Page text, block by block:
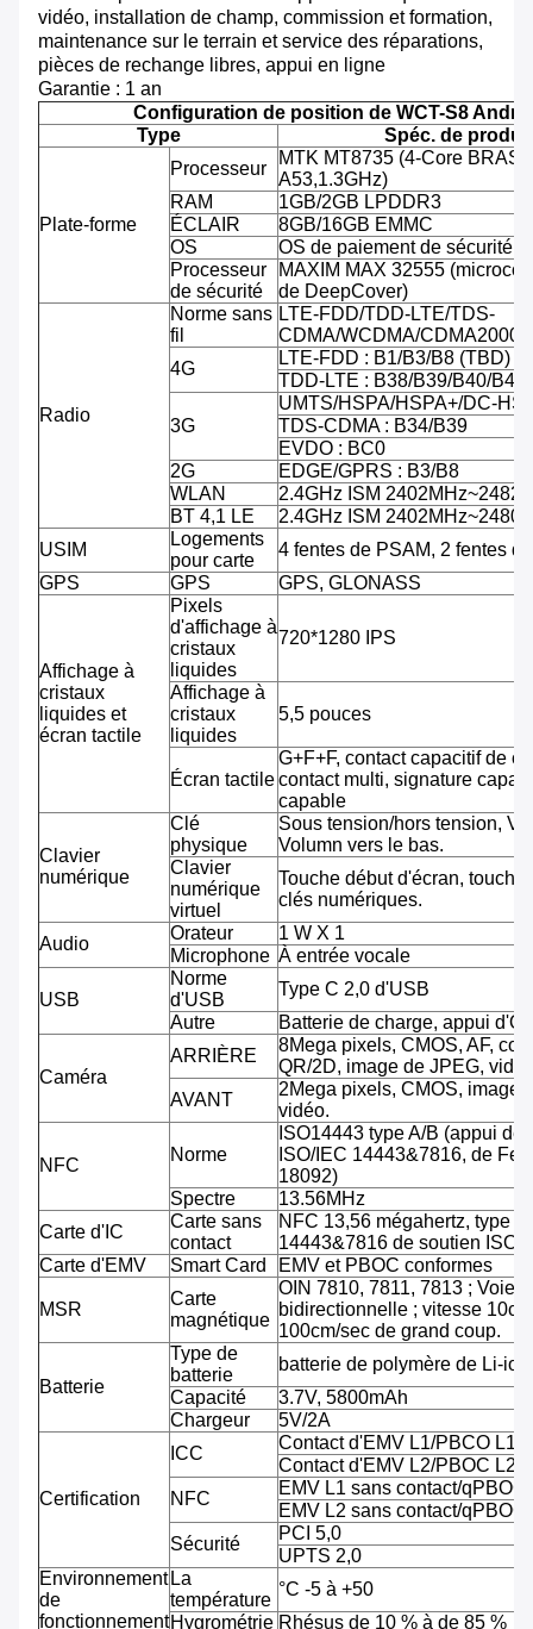
vidéo, installation de champ, commission et formation,
maintenance sur le terrain et service des réparations,
pièces de rechange libres, appui en ligne
Garantie : 1 an
Configuration de position de WCT-S8
Type
Spéc. de produit
Plate-forme
Processeur
MTK MT8735 (4-Core BRAS
A53,1.3GHz)
RAM
1GB/2GB LPDDR3
ÉCLAIR
8GB/16GB EMMC
OS
OS de paiement de sécurité
Processeur
de sécurité
MAXIM MAX 32555
de DeepCover)
Radio
Norme sans
fil
LTE-FDD/TDD-LTE/TDS-
CDMA/WCDMA/CDMA2000/
4G
LTE-FDD : B1/B3/B8 (TBD)
TDD-LTE : B38/B39/B40/B41
3G
UMTS/HSPA/HSPA+/DC-
TDS-CDMA : B34/B39
EVDO : BC0
2G
EDGE/GPRS : B3/B8
WLAN
2.4GHz ISM
BT 4,1 LE
2.4GHz ISM
USIM
Logements
pour carte
4 fentes de PSAM, 2 fentes
GPS
GPS GPS, GLONASS
Affichage à
cristaux
liquides et
écran tactile
Pixels
d'affichage à
cristaux
liquides
720*1280 IPS
Affichage à
cristaux
liquides
5,5 pouces
Écran tactile
G+F+F, contact capacitif de
contact multi, signature
capable
Clavier
numérique
Clé
physique
Sous tension/hors tension,
Volumn vers le bas.
Clavier
numérique
virtuel
Touche début d'écran, touche
clés numériques.
Audio
Orateur
1 W X 1
Microphone À entrée vocale
USB
Norme
d'USB
Type C 2,0 d'USB
Autre
Batterie de charge, appui
Caméra
ARRIÈRE
8Mega pixels, CMOS, AF,
QR/2D, image de JPEG,
AVANT
2Mega pixels, CMOS, image
vidéo.
NFC
Norme
ISO14443 type A/B (appui de
ISO/IEC 14443&7816, de
18092)
Spectre
13.56MHz
Carte d'IC
Carte sans
contact
NFC 13,56 mégahertz, type
14443&7816 de soutien ISO/
Carte d'EMV
Smart Card EMV et PBOC conformes
MSR
Carte
magnétique
OIN 7810, 7811, 7813 ; Voie
bidirectionnelle ; vitesse
100cm/sec de grand coup.
Batterie
Type de
batterie
batterie de polymère de Li-ion
Capacité
3.7V, 5800mAh
Chargeur
5V/2A
Certification
ICC
Contact d'EMV L1/PBCO L1
Contact d'EMV L2/PBOC L2
NFC
EMV L1 sans contact/qPBOC
EMV L2 sans contact/qPBOC
Sécurité
PCI 5,0
UPTS 2,0
Environnement
de
fonctionnement
La
température
°C -5 à +50
Hygrométrie Rhésus de 10 % à de 85 %